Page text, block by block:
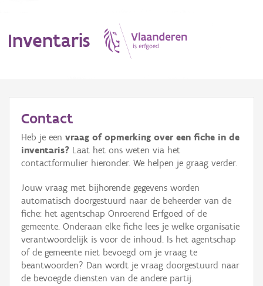
Inventaris
Erfgoedobject
Aanduidingsobject
Waarneming
Thema
Gebeurtenis
Persoon of collectief
Contact
Heb je een vraag of opmerking over een fiche in de
inventaris? Laat het ons weten via het
contactformulier hieronder. We helpen je graag verder.
Jouw vraag met bijhorende gegevens worden
automatisch doorgestuurd naar de beheerder van de
fiche: het agentschap Onroerend Erfgoed of de
gemeente. Onderaan elke fiche lees je welke organisatie
verantwoordelijk is voor de inhoud. Is het agentschap
of de gemeente niet bevoegd om je vraag te
beantwoorden? Dan wordt je vraag doorgestuurd naar
de bevoegde diensten van de andere partij.